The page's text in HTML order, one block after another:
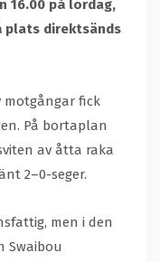
16.00 på lördag,
plats direktsänds
motgångar fick
På bortaplan
av åtta raka
2–0-seger.
men i den
Swaibou